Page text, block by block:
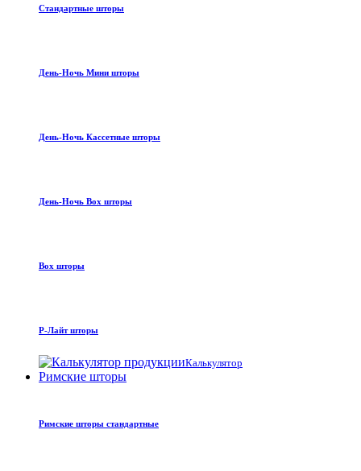
Стандартные шторы
День-Ночь Мини шторы
День-Ночь Кассетные шторы
День-Ночь Box шторы
Box шторы
Р-Лайт шторы
Калькулятор
Римские шторы
Римские шторы стандартные